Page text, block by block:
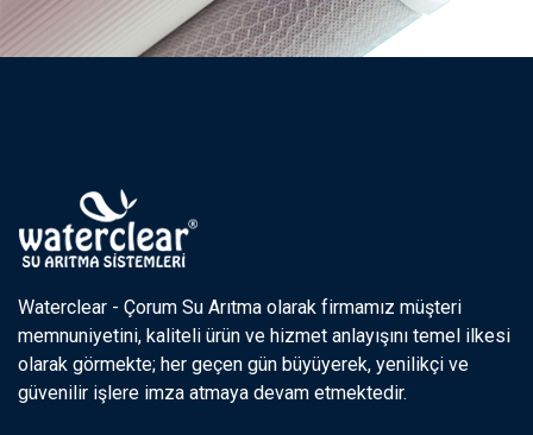
Waterclear - Çorum Su Arıtma olarak firmamız müşteri
memnuniyetini, kaliteli ürün ve hizmet anlayışını temel ilkesi
olarak görmekte; her geçen gün büyüyerek, yenilikçi ve
güvenilir işlere imza atmaya devam etmektedir.